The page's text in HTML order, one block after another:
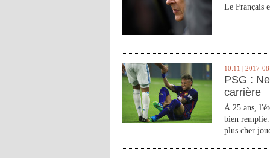
Le Français
10:11 | 2017-
PSG :
carrière
À 25 ans,
bien
plus cher